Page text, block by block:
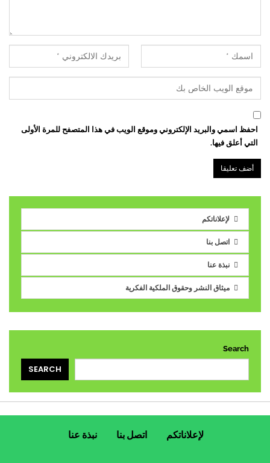
احفظ اسمي والبريد الإلكتروني وموقع الويب في هذا المتصفح للمرة الأولى
التي أعلق فيها.
لإعلاناتكم
اتصل بنا
نبذة عنا
ميثاق النشر وحقوق الملكية الفكرية
Search
SEARCH
لإعلاناتكم اتصل بنا نبذة عنا